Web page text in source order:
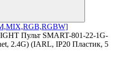
Пульт SMART-801-22-1G-
2.4G) (IARL, IP20 Пластик, 5